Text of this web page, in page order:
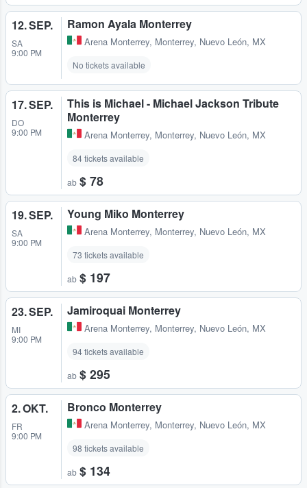
12. SEP.
SA
9:00 PM
Ramon Ayala Monterrey
Arena Monterrey, Monterrey, Nuevo León, MX
No tickets available
17. SEP.
DO
9:00 PM
This is Michael - Michael Jackson Tribute
Monterrey
Arena Monterrey, Monterrey, Nuevo León, MX
84 tickets available
ab $ 78
19. SEP.
SA
9:00 PM
Young Miko Monterrey
Arena Monterrey, Monterrey, Nuevo León, MX
73 tickets available
ab $ 197
23. SEP.
MI
9:00 PM
Jamiroquai Monterrey
Arena Monterrey, Monterrey, Nuevo León, MX
94 tickets available
ab $ 295
2. OKT.
FR
9:00 PM
Bronco Monterrey
Arena Monterrey, Monterrey, Nuevo León, MX
98 tickets available
ab $ 134